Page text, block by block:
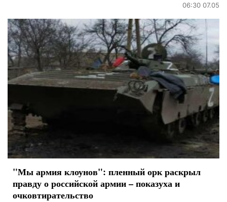
06:30 07.05
"Мы армия клоунов": пленный орк раскрыл
правду о российской армии – показуха и
очковтирательство